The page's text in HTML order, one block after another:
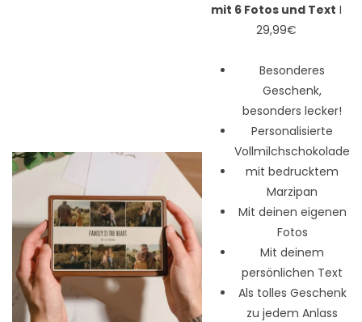
mit 6 Fotos und Text I
29,99€
Besonderes
Geschenk,
besonders lecker!
Personalisierte
Vollmilchschokolade
mit bedrucktem
Marzipan
Mit deinen eigenen
Fotos
Mit deinem
persönlichen Text
Als tolles Geschenk
zu jedem Anlass